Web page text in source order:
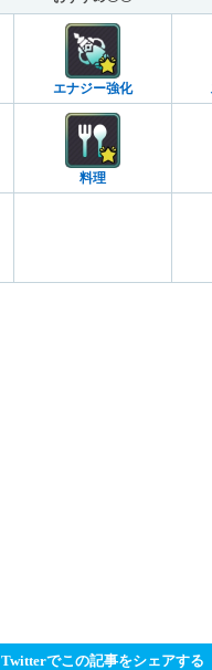
エナジー強化
料理
Twitterでこの記事をシェアする